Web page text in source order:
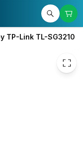
TP-Link TL-SG3210